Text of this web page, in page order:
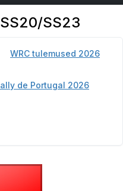
SS23
WRC tulemused 2026
de Portugal 2026